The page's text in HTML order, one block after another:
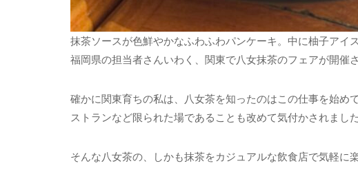
抹茶ソースが色鮮やかなふわふわパンケーキ。中に柚子アイ
福岡県の担当者さんいわく、関東で八女抹茶のフェアが開催
確かに関東育ちの私は、八女茶を知ったのはこの仕事を始め
ストランなど限られた場であることも改めて気付かされました
そんな八女茶の、しかも抹茶をカジュアルな飲食店で気軽に